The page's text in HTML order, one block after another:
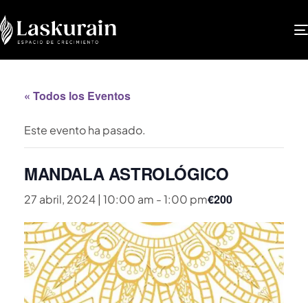
« Todos los Eventos
Este evento ha pasado.
MANDALA ASTROLÓGICO
27 abril, 2024 | 10:00 am -1:00 pm€200